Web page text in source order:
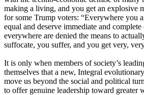
making a living, and you get an explosive
for some Trump voters: “Everywhere you
equal and deserve immediate and
everywhere are denied the means to
suffocate, you suffer, and you get very,
It is only when members of society’s
themselves that a new, Integral
move us beyond the social and political
to offer genuine leadership toward greater